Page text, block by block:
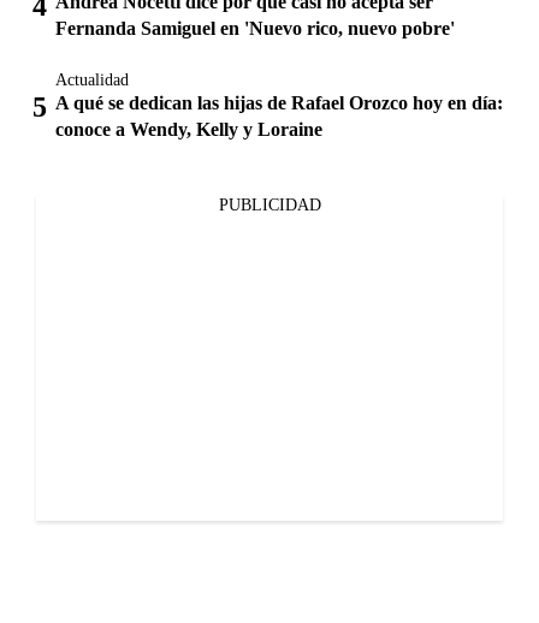
Fernanda Samiguel en 'Nuevo rico, nuevo pobre'
Actualidad
A qué se dedican las hijas de Rafael Orozco hoy en día:
conoce a Wendy, Kelly y Loraine
PUBLICIDAD